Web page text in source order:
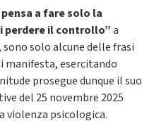
pensa a fare solo la
perdere il controllo”a
, sono solo alcune delle frasi
manifesta, esercitando
prosegue dunque il suo
del 25 novembre 2025
violenza psicologica.